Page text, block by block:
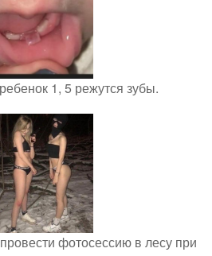
1, 5 режутся зубы.
фотосессию в лесу при